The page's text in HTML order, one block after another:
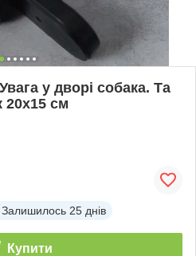
у дворі собака. Та
20х15 см
Залишилось 25 днів
Купити